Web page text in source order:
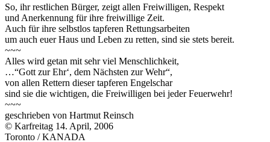
So, ihr restlichen Bürger, zeigt allen Freiwilligen, Respekt
und Anerkennung für ihre freiwillige Zeit.
Auch für ihre selbstlos tapferen Rettungsarbeiten
um auch euer Haus und Leben zu retten, sind sie stets bereit.
~~~
Alles wird getan mit sehr viel Menschlichkeit,
…“Gott zur Ehr‘, dem Nächsten zur Wehr“,
von allen Rettern dieser tapferen Engelschar
sind sie die wichtigen, die Freiwilligen bei jeder Feuerwehr!
~~~
geschrieben von Hartmut Reinsch
© Karfreitag 14. April, 2006
Toronto / KANADA